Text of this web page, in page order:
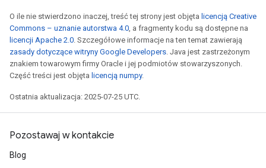
O ile nie stwierdzono inaczej, treść tej strony jest objęta licencją Creative
Commons – uznanie autorstwa 4.0, a fragmenty kodu są dostępne na
licencji Apache 2.0. Szczegółowe informacje na ten temat zawierają
zasady dotyczące witryny Google Developers. Java jest zastrzeżonym
znakiem towarowym firmy Oracle i jej podmiotów stowarzyszonych.
Część treści jest objęta licencją numpy.
Ostatnia aktualizacja: 2025-07-25 UTC.
Pozostawaj w kontakcie
Blog